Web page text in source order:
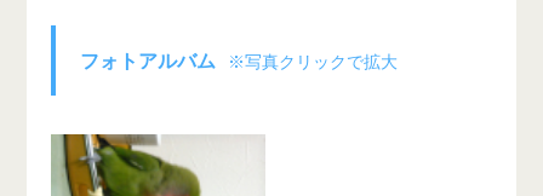
フォトアルバム ※写真クリックで拡大